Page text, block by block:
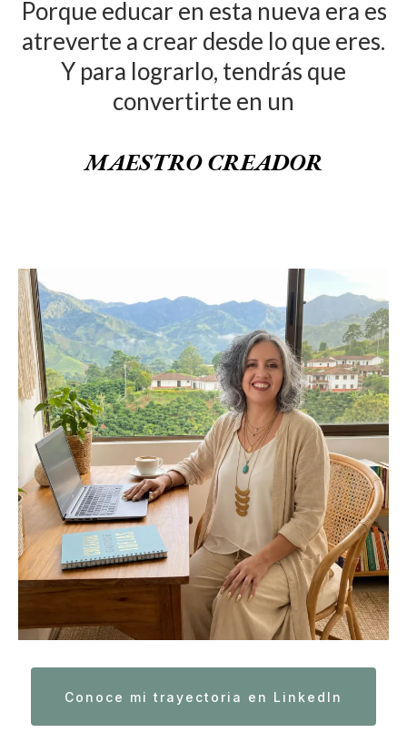
Porque educar en esta nueva era es
atreverte a crear desde lo que eres.
Y para lograrlo, tendrás que
convertirte en un
MAESTRO CREADOR
Conoce mi trayectoria en LinkedIn